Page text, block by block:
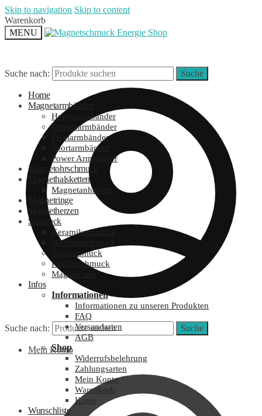
Skip to navigation Skip to content
Warenkorb
MENU
Suche nach: Suche
Mein Konto
Suche nach: Suche
Home
Magnetarmbänder
Herrenarmbänder
Damenarmbänder
Flexiarmbänder
Sportarmbänder
Power Armbänder
Magnetohrschmuck
Magnethalsketten
Magnetanhänger
Magnetringe
Magnetherzen
Schmuck
Keramikschmuck
Wolframschmuck
Titanschmuck
Kupferschmuck
Magnet Sets
Infos
Informationen
Informationen zu unseren Produkten
FAQ
Versandarten
AGB
Shop
Widerrufsbelehrung
Zahlungsarten
Mein Konto
Warenkorb
Kasse
Wunschliste